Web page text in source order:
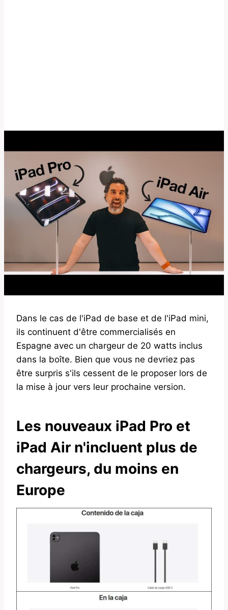
Dans le cas de l'iPad de base et de l'iPad mini,
ils continuent d'être commercialisés en
Espagne avec un chargeur de 20 watts inclus
dans la boîte. Bien que vous ne devriez pas
être surpris s'ils cessent de le proposer lors de
la mise à jour vers leur prochaine version.
Les nouveaux iPad Pro et
iPad Air n'incluent plus de
chargeurs, du moins en
Europe